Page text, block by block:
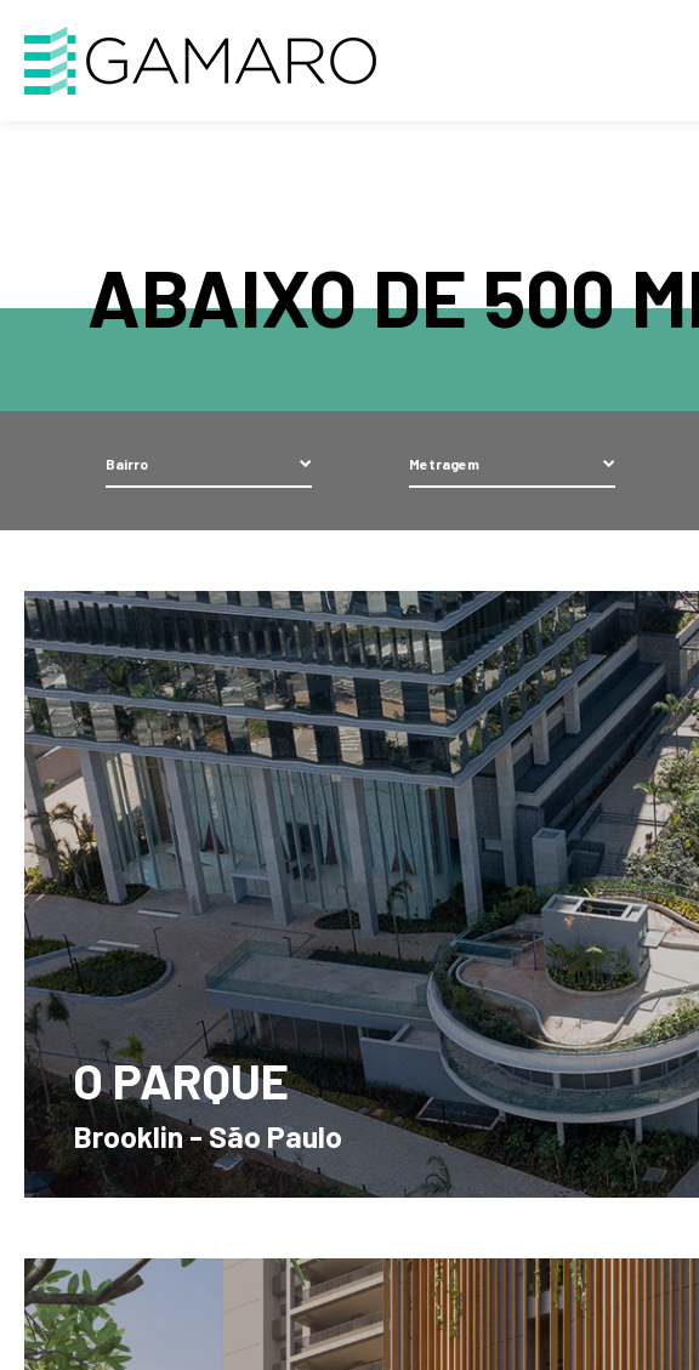
Warning: Attempt to read property "cat_ID" on string in /home/gamaro/www/wp-
ABAIXO DE 500
O PARQUE
Brooklin - São Paulo
2 a 4 Dorms. - 78m² a 197m² - 2 ou 3 vagas